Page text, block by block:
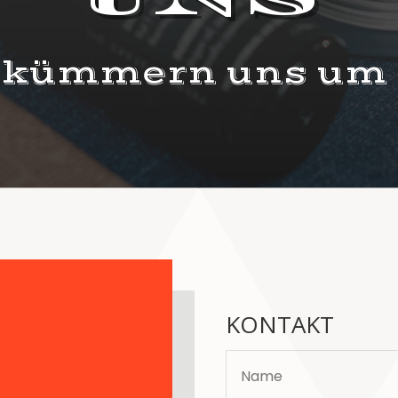
uns um
KONTAKT